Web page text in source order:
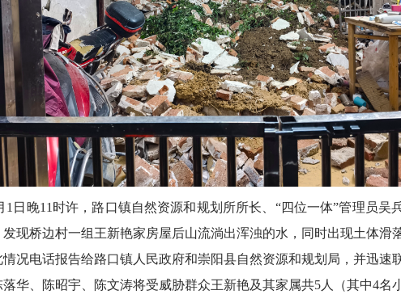
1日晚11时许，路口镇自然资源和规划所所长、“四位一体”管理员吴
发现桥边村一组王新艳家房屋后山流淌出浑浊的水，同时出现土体滑
情况电话报告给路口镇人民政府和崇阳县自然资源和规划局，并迅速
落华、陈昭宇、陈文涛将受威胁群众王新艳及其家属共5人（其中4名